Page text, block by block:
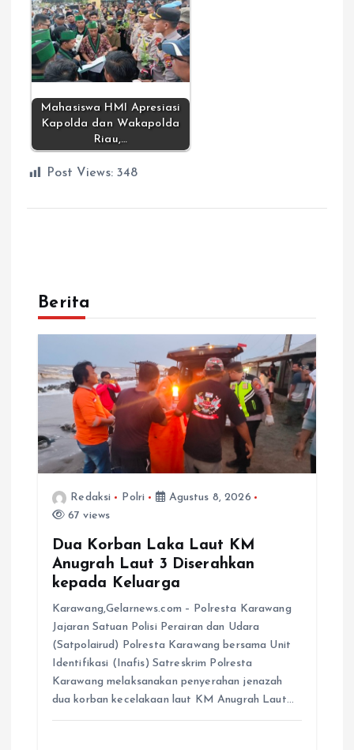
Mahasiswa HMI Apresiasi
Kapolda dan Wakapolda
Riau,…
Post Views: 348
Berita
Redaksi Polri
Agustus 8, 2026
67 views
Dua Korban Laka Laut KM
Anugrah Laut 3 Diserahkan
kepada Keluarga
Karawang,Gelarnews.com – Polresta Karawang
Jajaran Satuan Polisi Perairan dan Udara
(Satpolairud) Polresta Karawang bersama Unit
Identifikasi (Inafis) Satreskrim Polresta
Karawang melaksanakan penyerahan jenazah
dua korban kecelakaan laut KM Anugrah Laut…